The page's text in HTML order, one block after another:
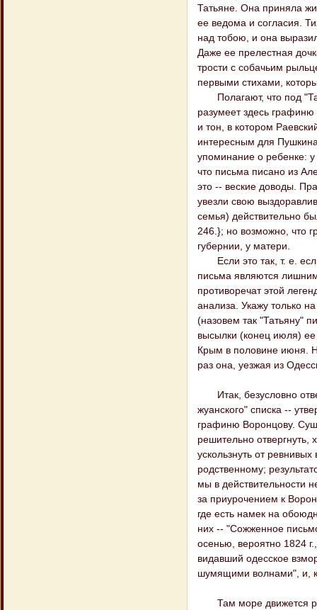
Татьяне. Она приняла
ее ведома и согласия.
над тобою, и она
Даже ее прелестная
трости с собачьим
первыми стихами,
Полагают, что под
разумеет здесь графиню
и тон, в котором
интересным для
упоминание о ребенке: у
что письма писано из
это -- веские доводы.
увезли свою
семья) действительно
246.}; но возможно, что
губернии, у матери.
Если это так, т. е.
письма являются
противоречат этой
анализа. Укажу только
(назовем так "Татьяну"
высылки (конец июля)
Крым в половине июня.
раз она, уезжая из
Итак, безусловно
жуанского" списка --
графиню Воронцову.
решительно
ускользнуть от
родственному;
мы в действительности
за приурочением к
где есть намек на
них -- "Сожженное
осенью, вероятно 1824
видавший одесское
шумящими волнами", и,
Там море движется